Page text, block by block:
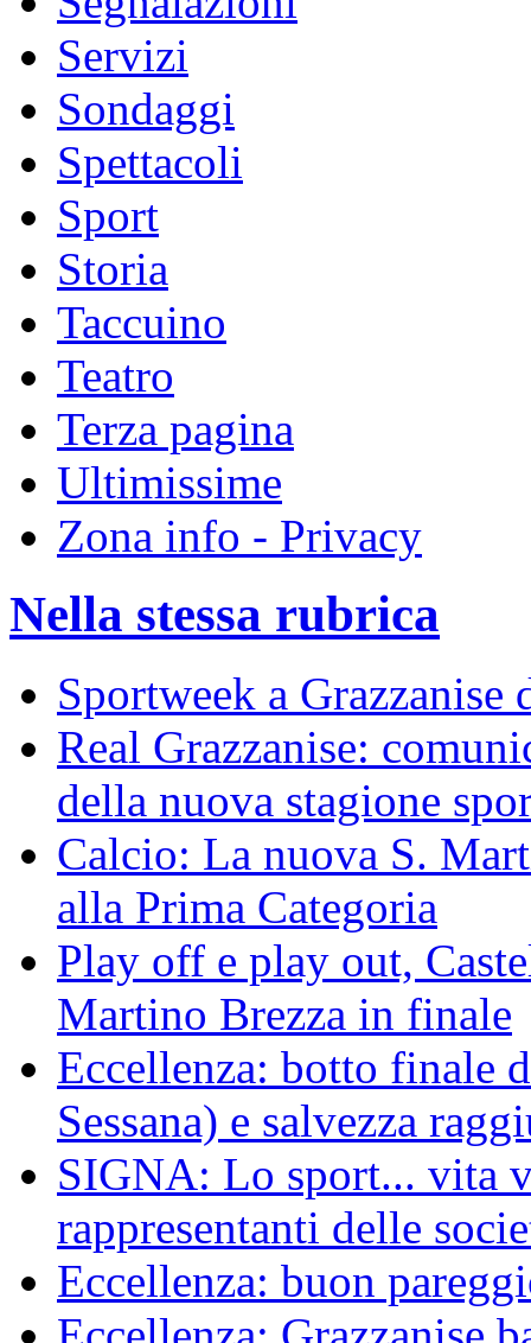
Servizi
Sondaggi
Spettacoli
Sport
Storia
Taccuino
Teatro
Terza pagina
Ultimissime
Zona info - Privacy
Nella stessa rubrica
Sportweek a
Real Grazzanise:
della nuova stagione
Calcio: La nuova S.
alla Prima Categoria
Play off e play out,
Martino Brezza in finale
Eccellenza: botto finale
Sessana) e salvezza
SIGNA: Lo sport... vita
rappresentanti delle
Eccellenza: buon